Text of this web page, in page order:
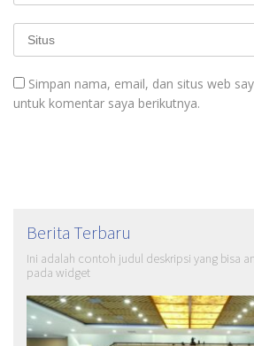
Simpan nama, email, dan situs web
untuk komentar saya berikutnya.
Berita Terbaru
Ini adalah contoh judul deskripsi yang bisa
pada widget